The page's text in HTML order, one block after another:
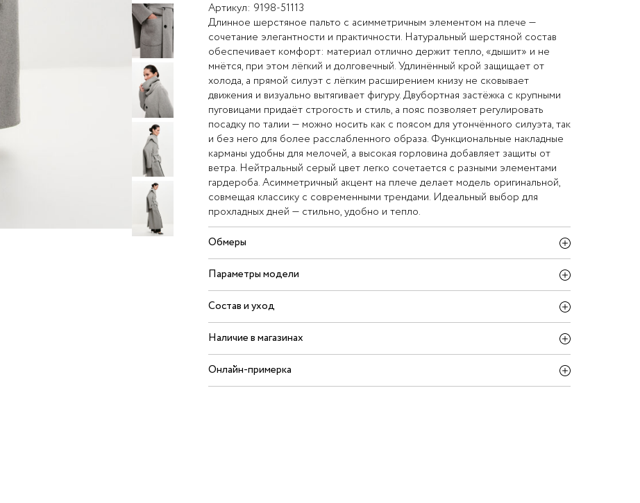
Артикул: 9198-51113
Длинное шерстяное пальто с асимметричным элементом на плече —
сочетание элегантности и практичности. Натуральный шерстяной состав
обеспечивает комфорт: материал отлично держит тепло, «дышит» и не
мнётся, при этом лёгкий и долговечный. Удлинённый крой защищает от
холода, а прямой силуэт с лёгким расширением книзу не сковывает
движения и визуально вытягивает фигуру. Двубортная застёжка с крупными
пуговицами придаёт строгость и стиль, а пояс позволяет регулировать
посадку по талии — можно носить как с поясом для утончённого силуэта, так
и без него для более расслабленного образа. Функциональные накладные
карманы удобны для мелочей, а высокая горловина добавляет защиты от
ветра. Нейтральный серый цвет легко сочетается с разными элементами
гардероба. Асимметричный акцент на плече делает модель оригинальной,
совмещая классику с современными трендами. Идеальный выбор для
прохладных дней — стильно, удобно и тепло.
Обмеры
Параметры модели
Состав и уход
Наличие в магазинах
Онлайн-примерка